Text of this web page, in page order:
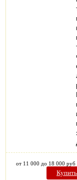
от 11 000 до 18 000 руб
Купить